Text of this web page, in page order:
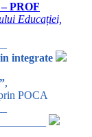
PROF
Educației,
integrate
,
POCA